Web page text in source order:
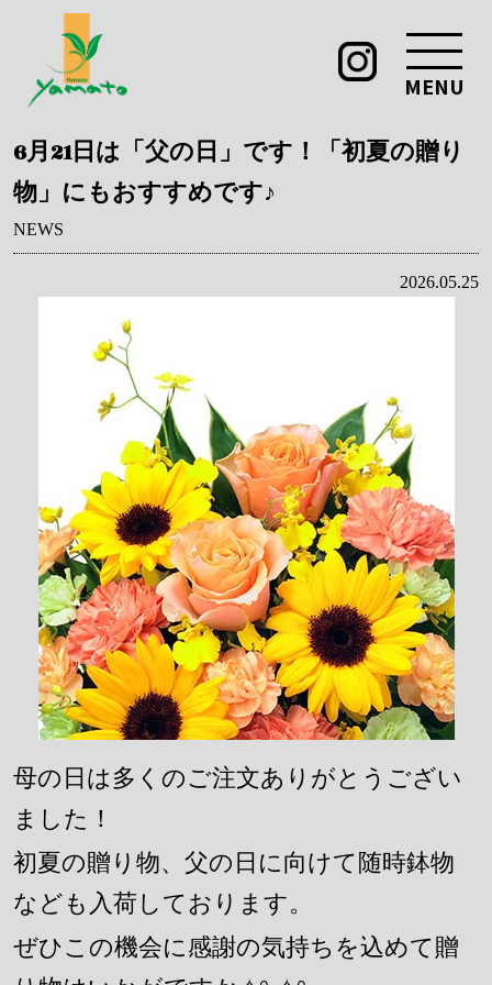
MENU
6月21日は「父の日」です！「初夏の贈り
物」にもおすすめです♪
NEWS
2026.05.25
母の日は多くのご注文ありがとうござい
ました！
初夏の贈り物、父の日に向けて随時鉢物
なども入荷しております。
ぜひこの機会に感謝の気持ちを込めて贈